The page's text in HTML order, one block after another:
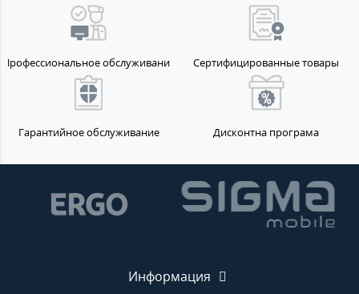
Профессиональное обслуживание Сертифицированные товары
Гарантийное обслуживание Дисконтна програма
Информация